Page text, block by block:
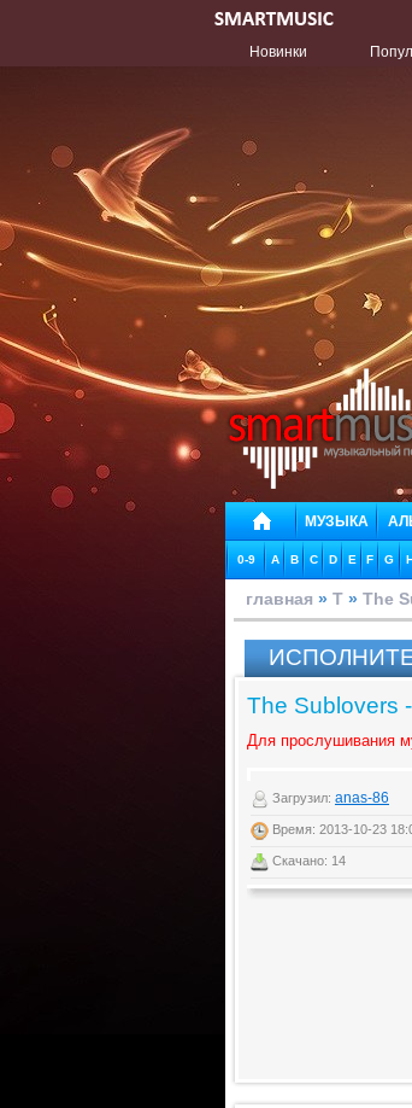
Новинки
МУЗЫКА
0-9 A B C D E F G
главная » T » The
The Sublovers
Для прослушивания
Загрузил: anas-86
Время: 2013-10-23
Скачано: 14